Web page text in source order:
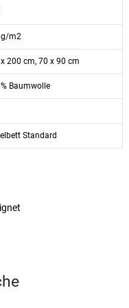
m2
200 cm, 70 x 90 cm
Baumwolle
Standard